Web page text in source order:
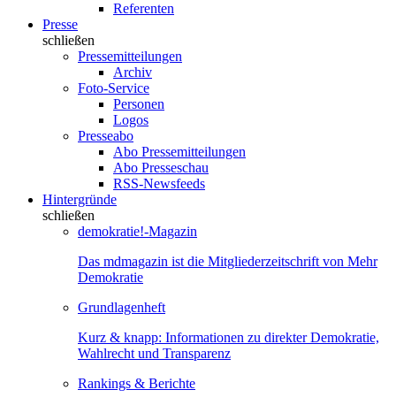
Referenten
Presse
schließen
Pressemitteilungen
Archiv
Foto-Service
Personen
Logos
Presseabo
Abo Pressemitteilungen
Abo Presseschau
RSS-Newsfeeds
Hintergründe
schließen
demokratie!-Magazin
Das mdmagazin ist die Mitgliederzeitschrift von Mehr
Demokratie
Grundlagenheft
Kurz & knapp: Informationen zu direkter Demokratie,
Wahlrecht und Transparenz
Rankings & Berichte